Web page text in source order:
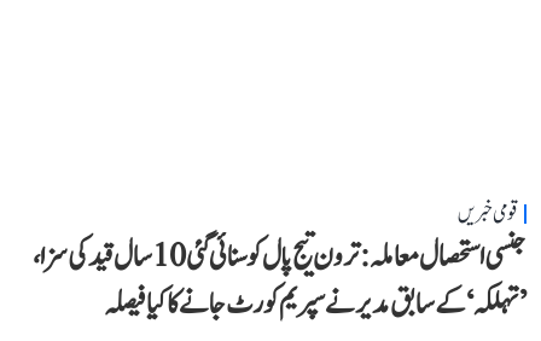
قومی خبریں
جنسی استحصال معاملہ: ترون تیج پال کو سنائی گئی 10 سال قید کی سزا،
’تہلکہ‘ کے سابق مدیر نے سپریم کورٹ جانے کا کیا فیصلہ